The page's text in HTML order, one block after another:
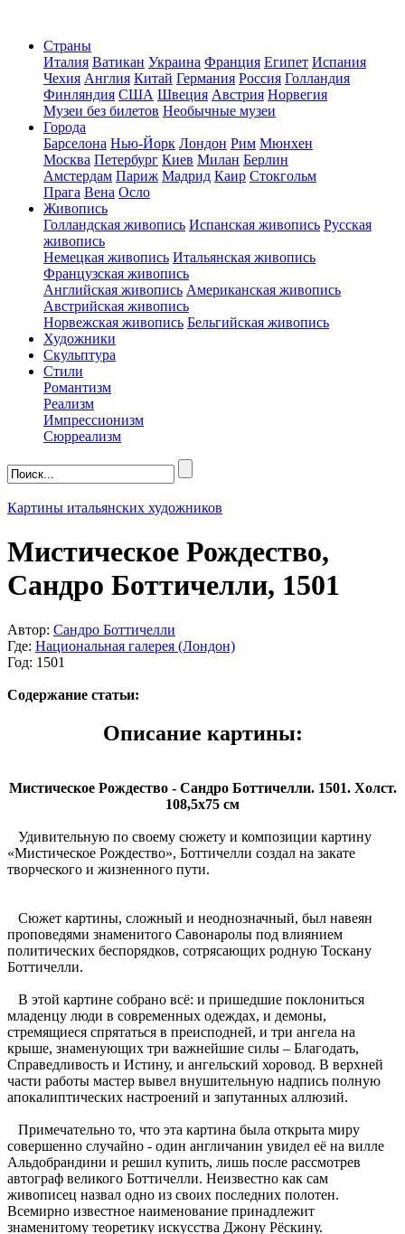
Страны
Италия Ватикан Украина Франция Египет Испания
Чехия Англия Китай Германия Россия Голландия
Финляндия США Швеция Австрия Норвегия
Музеи без билетов Необычные музеи
Города
Барселона Нью-Йорк Лондон Рим Мюнхен
Москва Петербург Киев Милан Берлин
Амстердам Париж Мадрид Каир Стокгольм
Прага Вена Осло
Живопись
Голландская живопись Испанская живопись Русская
живопись
Немецкая живопись Итальянская живопись
Французская живопись
Английская живопись Американская живопись
Австрийская живопись
Норвежская живопись Бельгийская живопись
Художники
Скульптура
Стили
Романтизм
Реализм
Импрессионизм
Сюрреализм
Картины итальянских художников
Мистическое Рождество,
Сандро Боттичелли, 1501
Автор: Сандро Боттичелли
Где: Национальная галерея (Лондон)
Год: 1501
Содержание статьи:
Описание картины:
Мистическое Рождество - Сандро Боттичелли. 1501. Холст.
108,5x75 см
Удивительную по своему сюжету и композиции картину
«Мистическое Рождество», Боттичелли создал на закате
творческого и жизненного пути.
Сюжет картины, сложный и неоднозначный, был навеян
проповедями знаменитого Савонаролы под влиянием
политических беспорядков, сотрясающих родную Тоскану
Боттичелли.
В этой картине собрано всё: и пришедшие поклониться
младенцу люди в современных одеждах, и демоны,
стремящиеся спрятаться в преисподней, и три ангела на
крыше, знаменующих три важнейшие силы – Благодать,
Справедливость и Истину, и ангельский хоровод. В верхней
части работы мастер вывел внушительную надпись полную
апокалиптических настроений и запутанных аллюзий.
Примечательно то, что эта картина была открыта миру
совершенно случайно - один англичанин увидел её на вилле
Альдобрандини и решил купить, лишь после рассмотрев
автограф великого Боттичелли. Неизвестно как сам
живописец назвал одно из своих последних полотен.
Всемирно известное наименование принадлежит
знаменитому теоретику искусства Джону Рёскину.